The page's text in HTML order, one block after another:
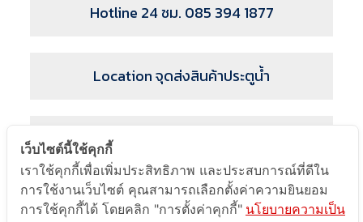
Hotline 24 ชม. 085 394 1877
Location จุดส่งสินค้าประตูน้ำ
โลจิสติกส์ คัมโบเดีย สาขา 2
อัตราค่าบริการ
เว็บไซต์นี้ใช้คุกกี้
เราใช้คุกกี้เพื่อเพิ่มประสิทธิภาพ และประสบการณ์ที่ดีใน
การใช้งานเว็บไซต์ คุณสามารถเลือกตั้งค่าความยินยอม
การใช้คุกกี้ได้ โดยคลิก "การตั้งค่าคุกกี้" นโยบายความเป็น